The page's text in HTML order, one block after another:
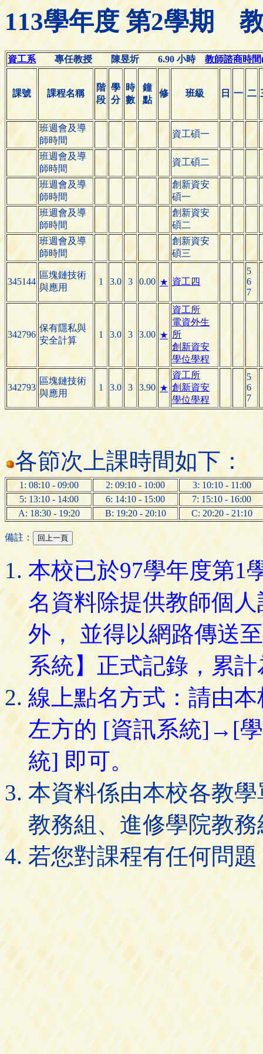
113學年度 第2學期
資工系專任教授 陳昱圻 6.90 小時教師諮商時
課號 課程名稱
階
段
學
分
時
數
鐘
點
修 班級 日 一 二
班週會及導
師時間
資工碩一
班週會及導
師時間
資工碩二
班週會及導
師時間
創新資安
碩一
班週會及導
師時間
創新資安
碩二
班週會及導
師時間
創新資安
碩三
345144
區塊鏈技術
與應用
1 3.0 3 0.00 ★ 資工四
5
6
7
342796
保有隱私與
安全計算
1 3.0 3 3.00 ★
資工所
電資外生
所
創新資安
學位學程
342793
區塊鏈技術
與應用
1 3.0 3 3.90 ★
資工所
創新資安
學位學程
5
6
7
各節次上課時間如下：
1: 08:10 - 09:00 2: 09:10 - 10:00
3: 10:10 - 11:00
5: 13:10 - 14:00
6: 14:10 - 15:00
7: 15:10 - 16:00
A: 18:30 - 19:20
B: 19:20 - 20:10 C: 20:20 - 21:10
備註：
本校已於97學年度第1
名資料除提供教師個
外， 並得以網路傳送
系統】正式記錄，累
線上點名方式：請由
左方的 [資訊系統]→[
統] 即可。
本資料係由本校各教
教務組、進修學院教
若您對課程有任何問